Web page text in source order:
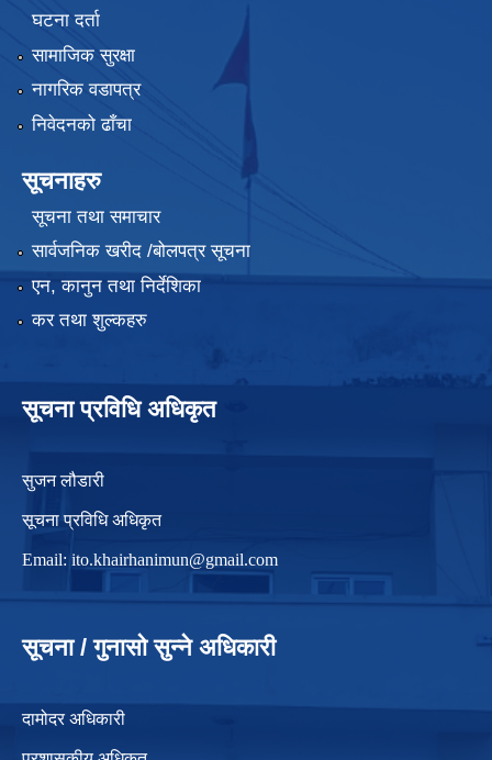
घटना दर्ता
सामाजिक सुरक्षा
नागरिक वडापत्र
निवेदनको ढाँचा
सूचनाहरु
सूचना तथा समाचार
सार्वजनिक खरीद /बोलपत्र सूचना
एन, कानुन तथा निर्देशिका
कर तथा शुल्कहरु
सूचना प्रविधि अधिकृत
सुजन लौडारी
सूचना प्रविधि अधिकृत
Email: ito.khairhanimun@gmail.com
सूचना / गुनासो सुन्ने अधिकारी
दामोदर अधिकारी